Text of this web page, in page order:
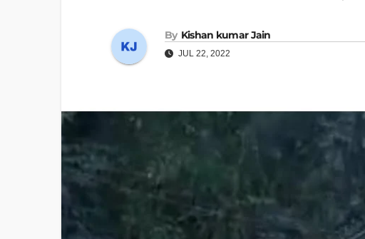
By Kishan kumar Jain
JUL 22, 2022